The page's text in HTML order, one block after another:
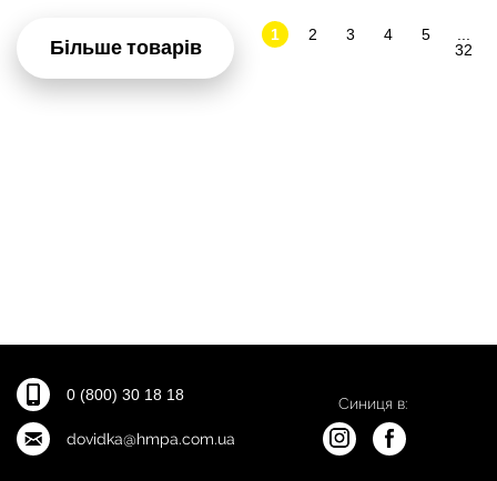
Більше товарів
1 2 3 4 5
32
0 (800) 30 18 18
dovidka@hmpa.com.ua
Синиця в: